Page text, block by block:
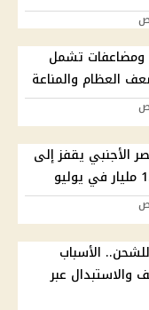
د.. 7 أعراض ومضاعفات تشمل
العظام والمناعة
الأجنبي يقفز إلى
الأسباب
والاستبدال عبر